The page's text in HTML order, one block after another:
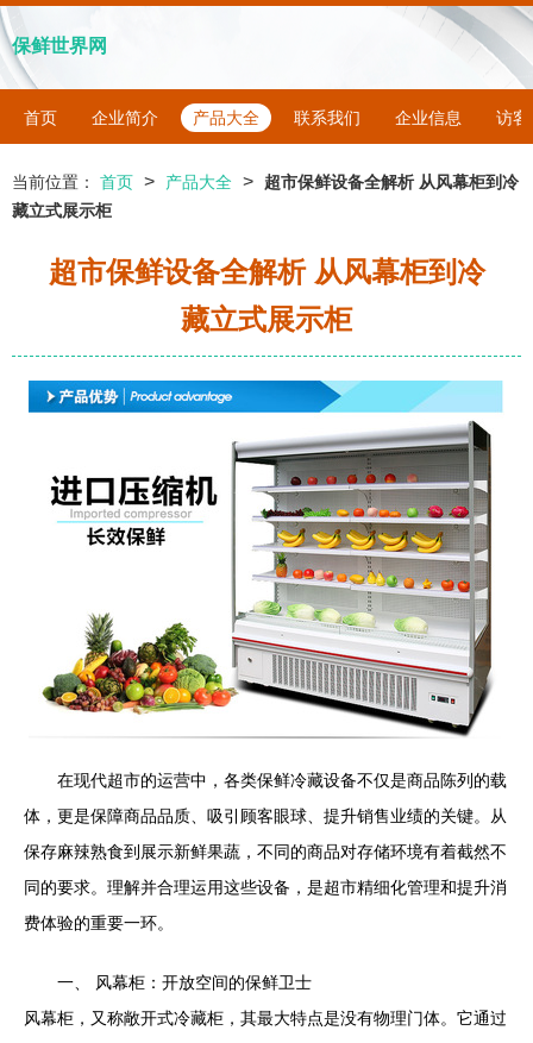
保鲜世界网
首页 企业简介 产品大全 联系我们 企业信息 访客
当前位置： 首页 > 产品大全 >
超市保鲜设备全解析 从风幕柜到冷
藏立式展示柜
超市保鲜设备全解析 从风幕柜到冷
藏立式展示柜
在现代超市的运营中，各类保鲜冷藏设备不仅是商品陈列的载
体，更是保障商品品质、吸引顾客眼球、提升销售业绩的关键。从
保存麻辣熟食到展示新鲜果蔬，不同的商品对存储环境有着截然不
同的要求。理解并合理运用这些设备，是超市精细化管理和提升消
费体验的重要一环。
一、 风幕柜：开放空间的保鲜卫士
风幕柜，又称敞开式冷藏柜，其最大特点是没有物理门体。它通过